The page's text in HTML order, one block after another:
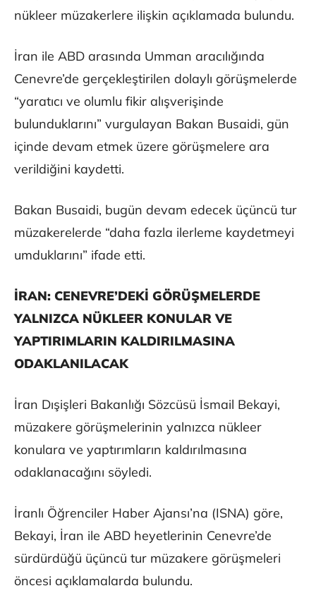
nükleer müzakerlere ilişkin açıklamada bulundu.
İran ile ABD arasında Umman aracılığında
Cenevre’de gerçekleştirilen dolaylı görüşmelerde
“yaratıcı ve olumlu fikir alışverişinde
bulunduklarını” vurgulayan Bakan Busaidi, gün
içinde devam etmek üzere görüşmelere ara
verildiğini kaydetti.
Bakan Busaidi, bugün devam edecek üçüncü tur
müzakerelerde “daha fazla ilerleme kaydetmeyi
umduklarını” ifade etti.
İRAN: CENEVRE’DEKİ GÖRÜŞMELERDE
YALNIZCA NÜKLEER KONULAR VE
YAPTIRIMLARIN KALDIRILMASINA
ODAKLANILACAK
İran Dışişleri Bakanlığı Sözcüsü İsmail Bekayi,
müzakere görüşmelerinin yalnızca nükleer
konulara ve yaptırımların kaldırılmasına
odaklanacağını söyledi.
İranlı Öğrenciler Haber Ajansı’na (ISNA) göre,
Bekayi, İran ile ABD heyetlerinin Cenevre’de
sürdürdüğü üçüncü tur müzakere görüşmeleri
öncesi açıklamalarda bulundu.